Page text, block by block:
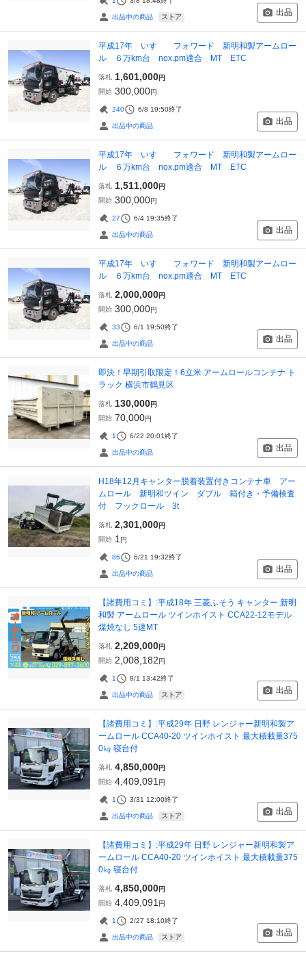
出品中の商品 ストア 出品
平成17年 いすゞ フォワード 新明和製アームロー
ル ６万km台 nox.pm適合 MT ETC
落札 1,601,000円
開始 300,000円
240 6/8 19:50終了
出品中の商品 出品
平成17年 いすゞ フォワード 新明和製アームロー
ル ６万km台 nox.pm適合 MT ETC
落札 1,511,000円
開始 300,000円
27 6/4 19:35終了
出品中の商品 出品
平成17年 いすゞ フォワード 新明和製アームロー
ル ６万km台 nox.pm適合 MT ETC
落札 2,000,000円
開始 300,000円
33 6/1 19:50終了
出品中の商品 出品
即決！早期引取限定！6立米 アームロールコンテナ ト
ラック 横浜市鶴見区
落札 130,000円
開始 70,000円
1 6/22 20:01終了
出品中の商品 出品
H18年12月キャンター脱着装置付きコンテナ車 アー
ムロール 新明和ツイン ダブル 箱付き・予備検査
付 フックロール 3t
落札 2,301,000円
開始 1 円
86 6/21 19:32終了
出品中の商品 出品
【諸費用コミ】:平成18年 三菱ふそう キャンター 新明
和製 アームロール ツインホイスト CCA22-12モデル
煤焼なし 5速MT
落札 2,209,000円
開始 2,008,182円
1 8/1 13:42終了
出品中の商品 ストア 出品
【諸費用コミ】:平成29年 日野 レンジャー新明和製ア
ームロール CCA40-20 ツインホイスト 最大積載量375
0㎏ 寝台付
落札 4,850,000円
開始 4,409,091 円
1 3/31 12:00終了
出品中の商品 ストア 出品
【諸費用コミ】:平成29年 日野 レンジャー新明和製ア
ームロール CCA40-20 ツインホイスト 最大積載量375
0㎏ 寝台付
落札 4,850,000円
開始 4,409,091 円
1 2/27 18:10終了
出品中の商品 ストア 出品